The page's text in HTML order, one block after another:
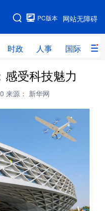
网站无障碍
PC版本
时政 人事 国际 财
图
时政 人事
网评
教育
体育
健康
图片 政务
金融 汽车
受科技魅力
来源： 新华网